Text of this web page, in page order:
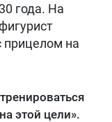
года. На
прицелом на
этой цели».